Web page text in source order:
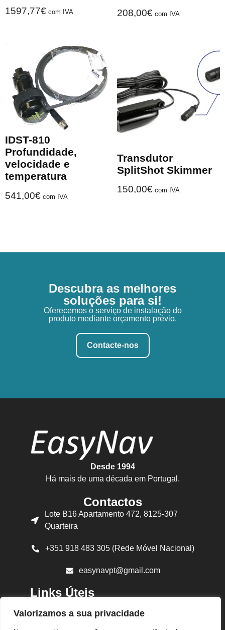
Valorizamos a sua privacidade
1597,77€ com IVA 208,00€ com IVA
IDST-810
Profundidade,
velocidade e
temperatura
541,00€ com IVA
Transdutor
SplitShot Skimmer
150,00€ com IVA
Descubra as melhores
soluções para si!
Oferecemos o serviço de instalação do
produto mediante orçamento prévio.
Contacte-nos
Desde 1994
Há mais de uma década em Portugal.
Contactos
Lote B16 Apartamento 472, 8125-307
Quarteira
+351 918 483 305 (Rede Móvel Nacional)
easynavpt@gmail.com
Links Úteis
Sobre Nós